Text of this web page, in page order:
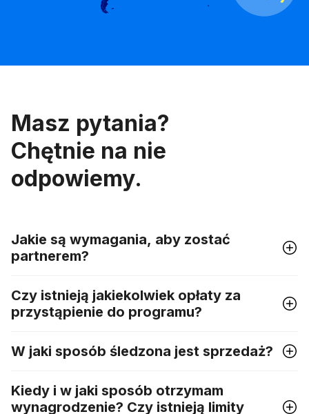
Masz pytania?
Chętnie na nie
odpowiemy.
Jakie są wymagania, aby zostać
partnerem?
Czy istnieją jakiekolwiek opłaty za
przystąpienie do programu?
W jaki sposób śledzona jest sprzedaż?
Kiedy i w jaki sposób otrzymam
wynagrodzenie? Czy istnieją limity